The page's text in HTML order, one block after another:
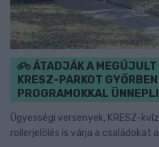
ÁTADJÁK A MEGÚJULT
KRESZ-PARKOT
PROGRAMOKKAL
Ügyességi versenyek, KRESZ-
rollerjelölés is várja a családokat